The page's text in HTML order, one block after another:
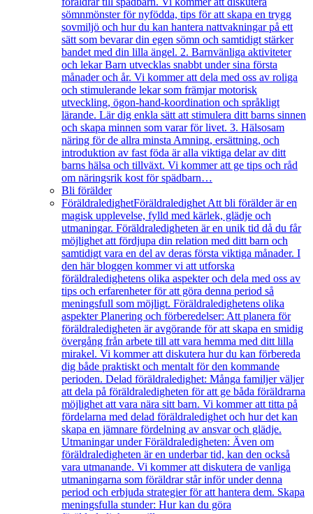
sömnmönster för nyfödda, tips för att skapa en trygg
sovmiljö och hur du kan hantera nattvakningar på ett
sätt som bevarar din egen sömn och samtidigt stärker
bandet med din lilla ängel. 2. Barnvänliga aktiviteter
och lekar Barn utvecklas snabbt under sina första
månader och år. Vi kommer att dela med oss av roliga
och stimulerande lekar som främjar motorisk
utveckling, ögon-hand-koordination och språkligt
lärande. Lär dig enkla sätt att stimulera ditt barns sinnen
och skapa minnen som varar för livet. 3. Hälsosam
näring för de allra minsta Amning, ersättning, och
introduktion av fast föda är alla viktiga delar av ditt
barns hälsa och tillväxt. Vi kommer att ge tips och råd
om näringsrik kost för spädbarn…
Bli förälder
FöräldraledighetFöräldraledighet Att bli förälder är en
magisk upplevelse, fylld med kärlek, glädje och
utmaningar. Föräldraledigheten är en unik tid då du får
möjlighet att fördjupa din relation med ditt barn och
samtidigt vara en del av deras första viktiga månader. I
den här bloggen kommer vi att utforska
föräldraledighetens olika aspekter och dela med oss av
tips och erfarenheter för att göra denna period så
meningsfull som möjligt. Föräldraledighetens olika
aspekter Planering och förberedelser: Att planera för
föräldraledigheten är avgörande för att skapa en smidig
övergång från arbete till att vara hemma med ditt lilla
mirakel. Vi kommer att diskutera hur du kan förbereda
dig både praktiskt och mentalt för den kommande
perioden. Delad föräldraledighet: Många familjer väljer
att dela på föräldraledigheten för att ge båda föräldrarna
möjlighet att vara nära sitt barn. Vi kommer att titta på
fördelarna med delad föräldraledighet och hur det kan
skapa en jämnare fördelning av ansvar och glädje.
Utmaningar under Föräldraledigheten: Även om
föräldraledigheten är en underbar tid, kan den också
vara utmanande. Vi kommer att diskutera de vanliga
utmaningarna som föräldrar står inför under denna
period och erbjuda strategier för att hantera dem. Skapa
meningsfulla stunder: Hur kan du göra